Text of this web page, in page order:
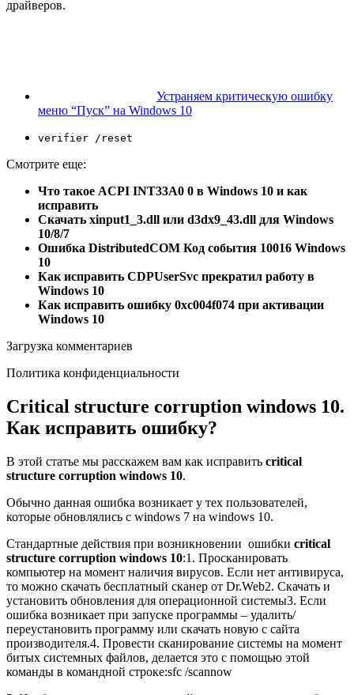
драйверов.
Устраняем критическую ошибку
меню “Пуск” на Windows 10
verifier /reset
Смотрите еще:
Что такое ACPI INT33A0 0 в Windows 10 и как
исправить
Скачать xinput1_3.dll или d3dx9_43.dll для Windows
10/8/7
Ошибка DistributedCOM Код события 10016 Windows
10
Как исправить CDPUserSvc прекратил работу в
Windows 10
Как исправить ошибку 0xc004f074 при активации
Windows 10
Загрузка комментариев
Политика конфиденциальности
Critical structure corruption windows 10.
Как исправить ошибку?
В этой статье мы расскажем вам как исправить critical
structure corruption windows 10.
Обычно данная ошибка возникает у тех пользователей,
которые обновлялись с windows 7 на windows 10.
Стандартные действия при возникновении ошибки critical
structure corruption windows 10:1. Просканировать
компьютер на момент наличия вирусов. Если нет антивируса,
то можно скачать бесплатный сканер от Dr.Web2. Скачать и
установить обновления для операционной системы3. Если
ошибка возникает при запуске программы – удалить/
переустановить программу или скачать новую с сайта
производителя.4. Провести сканирование системы на момент
битых системных файлов, делается это с помощью этой
команды в командной строке:sfc /scannow